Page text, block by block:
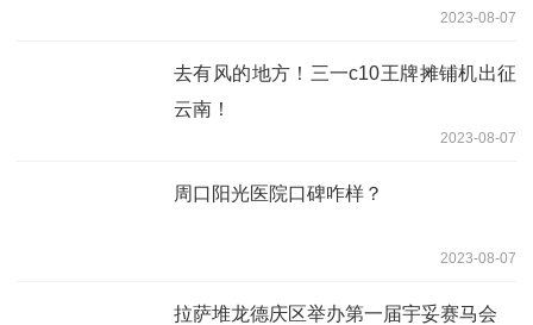
2023-08-07
去有风的地方！三一c10王牌摊铺机出征
云南！
2023-08-07
周口阳光医院口碑咋样？
2023-08-07
拉萨堆龙德庆区举办第一届宇妥赛马会